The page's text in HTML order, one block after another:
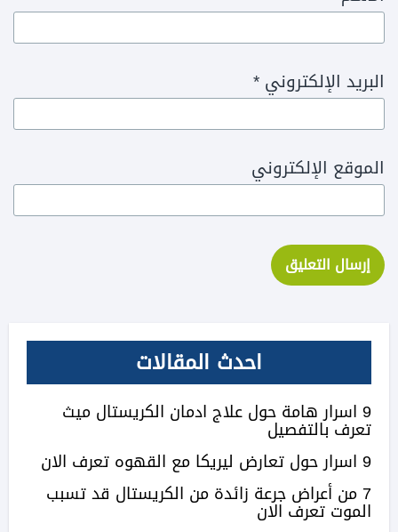
البريد الإلكتروني*
الموقع الإلكتروني
احدث المقالات
9 اسرار هامة حول علاج ادمان الكريستال ميث
تعرف بالتفصيل
9 اسرار حول تعارض ليريكا مع القهوه تعرف الان
7 من أعراض جرعة زائدة من الكريستال قد تسبب
الموت تعرف الان